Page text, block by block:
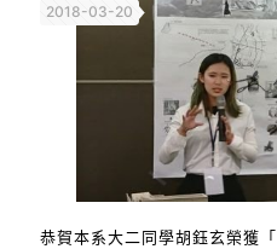
2018-03-20
恭賀本系大二同學胡鈺玄榮獲